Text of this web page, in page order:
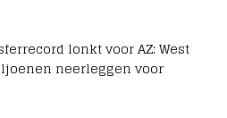
lonkt voor AZ: West
neerleggen voor